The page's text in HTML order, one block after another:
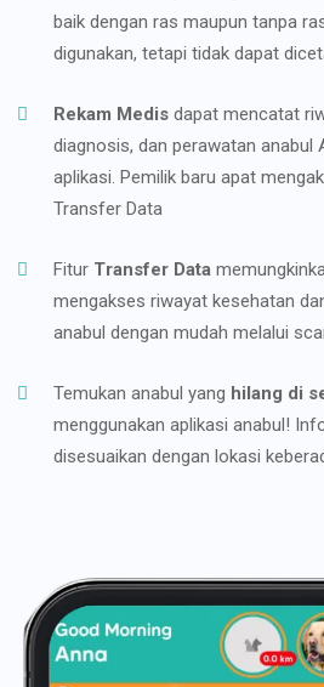
baik dengan ras maupun tanpa
digunakan, tetapi tidak dapat
Rekam Medis dapat mencatat
diagnosis, dan perawatan
aplikasi. Pemilik baru apat
Transfer Data
Fitur Transfer Data
mengakses riwayat kesehatan
anabul dengan mudah melalui
Temukan anabul yang hilang di
menggunakan aplikasi anabul!
disesuaikan dengan lokasi